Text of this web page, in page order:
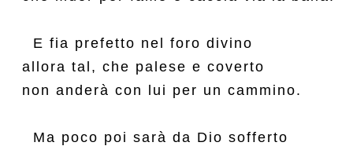
  E fia prefetto nel foro divino
allora tal, che palese e coverto
non anderà con lui per un cammino.
  Ma poco poi sarà da Dio sofferto